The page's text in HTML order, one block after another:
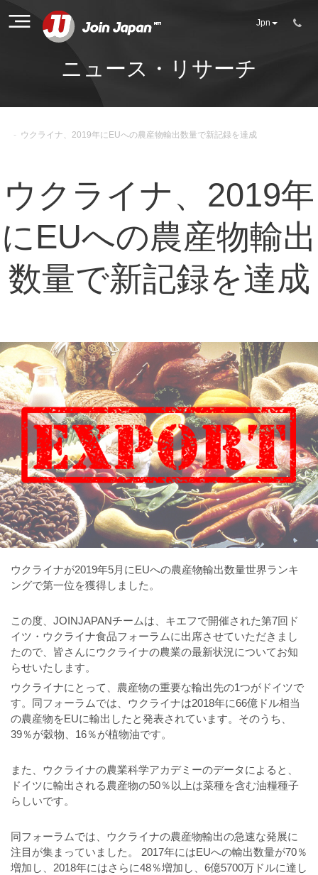
Jpn
ニュース・リサーチ
- ウクライナ、2019年にEUへの農産物輸出数量で新記録を達成
ウクライナ、2019年
にEUへの農産物輸出
数量で新記録を達成
ウクライナが2019年5月にEUへの農産物輸出数量世界ランキ
ングで第一位を獲得しました。
この度、JOINJAPANチームは、キエフで開催された第7回ド
イツ・ウクライナ食品フォーラムに出席させていただきまし
たので、皆さんにウクライナの農業の最新状況についてお知
らせいたします。
ウクライナにとって、農産物の重要な輸出先の1つがドイツで
す。同フォーラムでは、ウクライナは2018年に66億ドル相当
の農産物をEUに輸出したと発表されています。そのうち、
39％が穀物、16％が植物油です。
また、ウクライナの農業科学アカデミーのデータによると、
ドイツに輸出される農産物の50％以上は菜種を含む油糧種子
らしいです。
同フォーラムでは、ウクライナの農産物輸出の急速な発展に
注目が集まっていました。 2017年にはEUへの輸出数量が70％
増加し、2018年にはさらに48％増加し、6億5700万ドルに達し